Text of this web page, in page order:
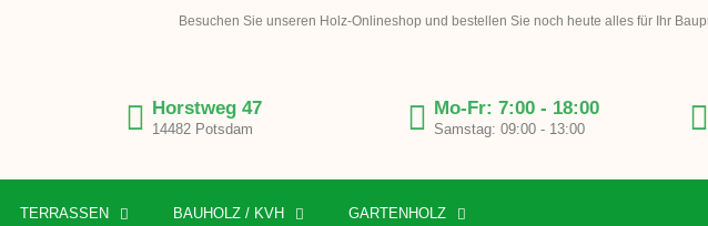
Besuchen Sie unseren Holz-Onlineshop und bestellen Sie noch heute alles für Ihr
Horstweg 47
14482 Potsdam
Mo-Fr: 7:00 - 18:00
Samstag: 09:00 - 13:00
TERRASSEN BAUHOLZ / KVH GARTENHOLZ